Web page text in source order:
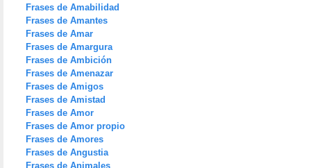
Frases de Amabilidad
Frases de Amantes
Frases de Amar
Frases de Amargura
Frases de Ambición
Frases de Amenazar
Frases de Amigos
Frases de Amistad
Frases de Amor
Frases de Amor propio
Frases de Amores
Frases de Angustia
Frases de Animales